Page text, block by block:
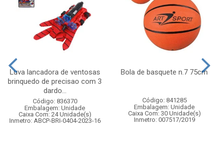
Luva lancadora de ventosas
brinquedo de precisao com 3
dardo...
Código: 836370
Embalagem: Unidade
Caixa Com: 24 Unidade(s)
Inmetro: ABCP-BRI-0404-2023-16
Bola de basquete n.7 75cm
Código: 841285
Embalagem: Unidade
Caixa Com: 30 Unidade(s)
Inmetro: 007517/2019